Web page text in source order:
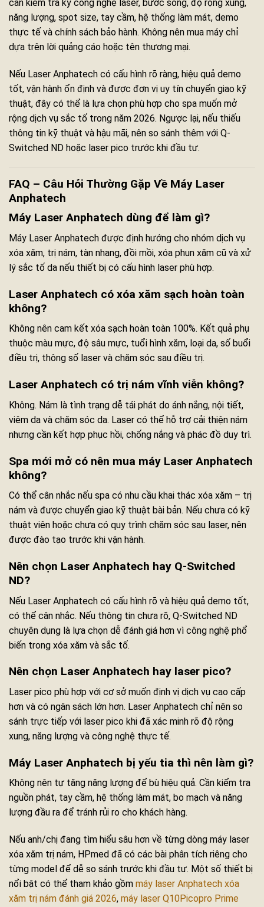
cần kiểm tra kỹ công nghệ laser, bước sóng, độ rộng xung,
năng lượng, spot size, tay cầm, hệ thống làm mát, demo
thực tế và chính sách bảo hành. Không nên mua máy chỉ
dựa trên lời quảng cáo hoặc tên thương mại.
Nếu Laser Anphatech có cấu hình rõ ràng, hiệu quả demo
tốt, vận hành ổn định và được đơn vị uy tín chuyển giao kỹ
thuật, đây có thể là lựa chọn phù hợp cho spa muốn mở
rộng dịch vụ sắc tố trong năm 2026. Ngược lại, nếu thiếu
thông tin kỹ thuật và hậu mãi, nên so sánh thêm với Q-
Switched ND hoặc laser pico trước khi đầu tư.
FAQ – Câu Hỏi Thường Gặp Về Máy Laser
Anphatech
Máy Laser Anphatech dùng để làm gì?
Máy Laser Anphatech được định hướng cho nhóm dịch vụ
xóa xăm, trị nám, tàn nhang, đồi mồi, xóa phun xăm cũ và xử
lý sắc tố da nếu thiết bị có cấu hình laser phù hợp.
Laser Anphatech có xóa xăm sạch hoàn toàn
không?
Không nên cam kết xóa sạch hoàn toàn 100%. Kết quả phụ
thuộc màu mực, độ sâu mực, tuổi hình xăm, loại da, số buổi
điều trị, thông số laser và chăm sóc sau điều trị.
Laser Anphatech có trị nám vĩnh viễn không?
Không. Nám là tình trạng dễ tái phát do ánh nắng, nội tiết,
viêm da và chăm sóc da. Laser có thể hỗ trợ cải thiện nám
nhưng cần kết hợp phục hồi, chống nắng và phác đồ duy trì.
Spa mới mở có nên mua máy Laser Anphatech
không?
Có thể cân nhắc nếu spa có nhu cầu khai thác xóa xăm – trị
nám và được chuyển giao kỹ thuật bài bản. Nếu chưa có kỹ
thuật viên hoặc chưa có quy trình chăm sóc sau laser, nên
được đào tạo trước khi vận hành.
Nên chọn Laser Anphatech hay Q-Switched
ND?
Nếu Laser Anphatech có cấu hình rõ và hiệu quả demo tốt,
có thể cân nhắc. Nếu thông tin chưa rõ, Q-Switched ND
chuyên dụng là lựa chọn dễ đánh giá hơn vì công nghệ phổ
biến trong xóa xăm và sắc tố.
Nên chọn Laser Anphatech hay laser pico?
Laser pico phù hợp với cơ sở muốn định vị dịch vụ cao cấp
hơn và có ngân sách lớn hơn. Laser Anphatech chỉ nên so
sánh trực tiếp với laser pico khi đã xác minh rõ độ rộng
xung, năng lượng và công nghệ thực tế.
Máy Laser Anphatech bị yếu tia thì nên làm gì?
Không nên tự tăng năng lượng để bù hiệu quả. Cần kiểm tra
nguồn phát, tay cầm, hệ thống làm mát, bo mạch và năng
lượng đầu ra để tránh rủi ro cho khách hàng.
Nếu anh/chị đang tìm hiểu sâu hơn về từng dòng máy laser
xóa xăm trị nám, HPmed đã có các bài phân tích riêng cho
từng model để dễ so sánh trước khi đầu tư. Một số thiết bị
nổi bật có thể tham khảo gồm máy laser Anphatech xóa
xăm trị nám đánh giá 2026, máy laser Q10Picopro Prime